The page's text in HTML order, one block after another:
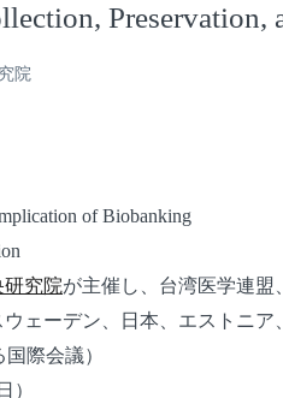
Preservation,
院
of Biobanking
研究院が主催し、台湾医学連盟、
ェーデン、日本、エストニ
際会議）
）